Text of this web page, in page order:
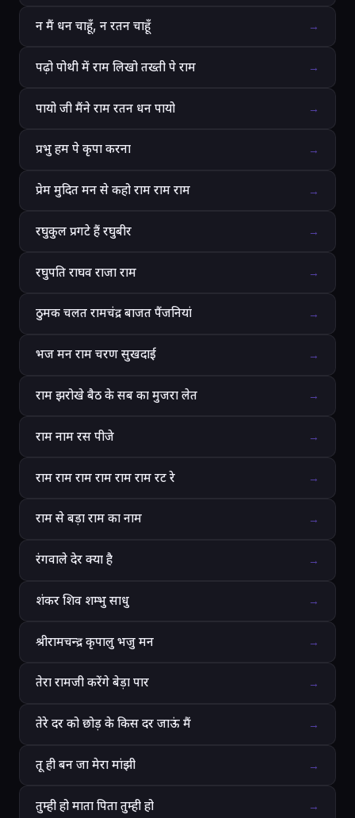
न मैं धन चाहूँ, न रतन चाहूँ →
पढ़ो पोथी में राम लिखो तख्ती पे राम →
पायो जी मैंने राम रतन धन पायो →
प्रभु हम पे कृपा करना →
प्रेम मुदित मन से कहो राम राम राम →
रघुकुल प्रगटे हैं रघुबीर →
रघुपति राघव राजा राम →
ठुमक चलत रामचंद्र बाजत पैंजनियां →
भज मन राम चरण सुखदाई →
राम झरोखे बैठ के सब का मुजरा लेत →
राम नाम रस पीजे →
राम राम राम राम राम राम रट रे →
राम से बड़ा राम का नाम →
रंगवाले देर क्या है →
शंकर शिव शम्भु साधु →
श्रीरामचन्द्र कृपालु भजु मन →
तेरा रामजी करेंगे बेड़ा पार →
तेरे दर को छोड़ के किस दर जाऊं मैं →
तू ही बन जा मेरा मांझी →
तुम्ही हो माता पिता तुम्ही हो →